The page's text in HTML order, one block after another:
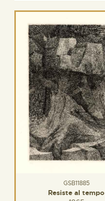
GSB11885
Resiste al tempo